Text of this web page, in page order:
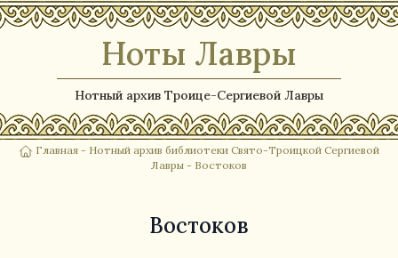
Ноты Лавры
Нотный архив Троице-Сергиевой Лавры
Главная - Нотный архив библиотеки Свято-Троицкой Сергиевой
Лавры - Востоков
Востоков